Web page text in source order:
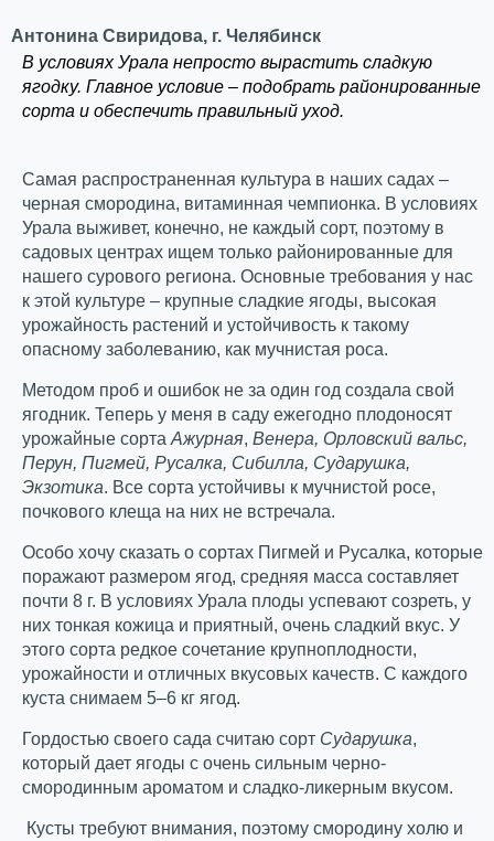
Антонина Свиридова, г. Челябинск
В условиях Урала непросто вырастить сладкую
ягодку. Главное условие – подобрать районированные
сорта и обеспечить правильный уход.
Самая распространенная культура в наших садах –
черная смородина, витаминная чемпионка. В условиях
Урала выживет, конечно, не каждый сорт, поэтому в
садовых центрах ищем только районированные для
нашего сурового региона. Основные требования у нас
к этой культуре – крупные сладкие ягоды, высокая
урожайность растений и устойчивость к такому
опасному заболеванию, как мучнистая роса.
Методом проб и ошибок не за один год создала свой
ягодник. Теперь у меня в саду ежегодно плодоносят
урожайные сорта Ажурная, Венера, Орловский вальс,
Перун, Пигмей, Русалка, Сибилла, Сударушка,
Экзотика. Все сорта устойчивы к мучнистой росе,
почкового клеща на них не встречала.
Особо хочу сказать о сортах Пигмей и Русалка, которые
поражают размером ягод, средняя масса составляет
почти 8 г. В условиях Урала плоды успевают созреть, у
них тонкая кожица и приятный, очень сладкий вкус. У
этого сорта редкое сочетание крупноплодности,
урожайности и отличных вкусовых качеств. С каждого
куста снимаем 5–6 кг ягод.
Гордостью своего сада считаю сорт Сударушка,
который дает ягоды с очень сильным черно-
смородинным ароматом и сладко-ликерным вкусом.
Кусты требуют внимания, поэтому смородину холю и